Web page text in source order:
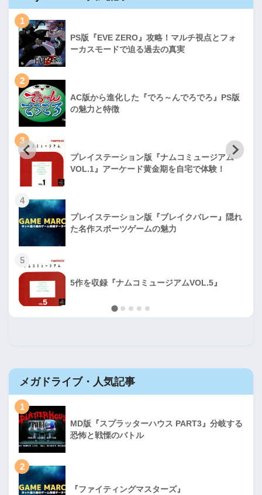
1
PS版『EVE ZERO』攻略！マルチ視点とフォ
ーカスモードで迫る過去の真実
2
AC版から進化した『でろ～んでろでろ』PS版
の魅力と特徴
3
プレイステーション版『ナムコミュージアム
VOL.1』アーケード黄金期を自宅で体験！
4
プレイステーション版『ブレイクバレー』隠れ
た名作スポーツゲームの魅力
5
5作を収録『ナムコミュージアムVOL.5』
メガドライブ・人気記事
1
MD版『スプラッターハウス PART3』分岐する
恐怖と戦慄のバトル
2
『ファイティングマスターズ』